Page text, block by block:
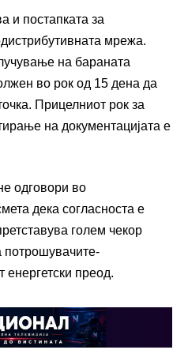
и постапката за
мрежа.
на бараната
во рок од 15 дена да
Прицелниот рок за
на документацијата е
одговори во
дека согласноста е
голем чекор
потрошувачите-
енергетски преод.